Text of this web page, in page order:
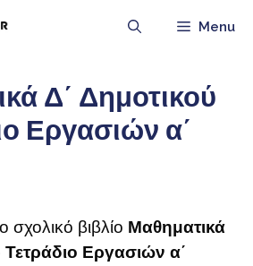
Menu
Δ΄ Δημοτικού
Εργασιών α΄
σχολικό βιβλίο Μαθηματικά
Τετράδιο Εργασιών α΄